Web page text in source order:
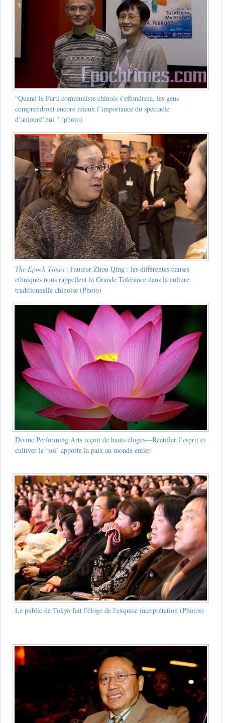
“Quand le Parti communiste chinois s’effondrera, les gens
comprendront encore mieux l’importance du spectacle
d’aujourd’hui " (photo)
The Epoch Times: l'auteur Zhou Qing : les différentes danses
ethniques nous rappellent la Grande Tolérance dans la culture
traditionnelle chinoise (Photo)
Divine Performing Arts reçoit de hauts éloges—Rectifier l’esprit et
cultiver le ‘soi’ apporte la paix au monde entier
Le public de Tokyo fait l'éloge de l'exquise interprétation (Photos)